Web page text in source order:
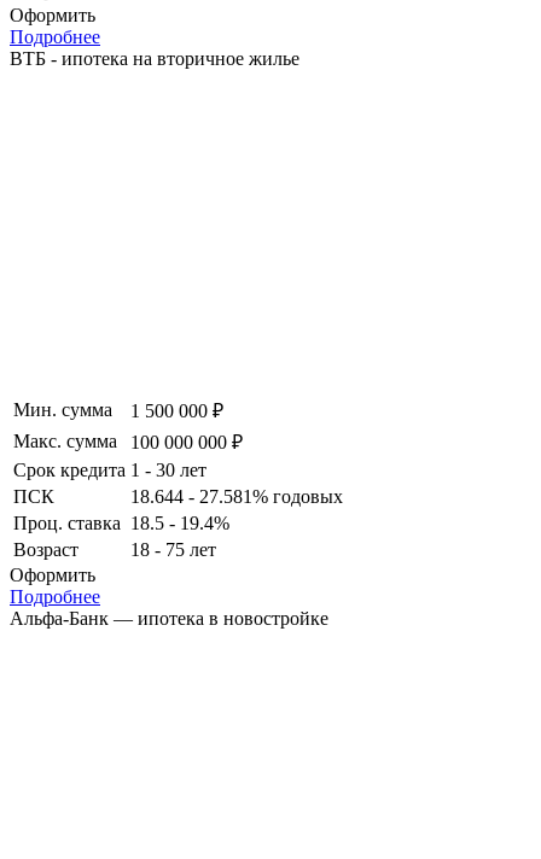
Оформить
Подробнее
ВТБ - ипотека на вторичное жилье
Мин. сумма
1 500 000 ₽
Макс. сумма
100 000 000 ₽
Срок кредита 1 - 30 лет
ПСК
18.644 - 27.581% годовых
Проц. ставка 18.5 - 19.4%
Возраст
18 - 75 лет
Оформить
Подробнее
Альфа-Банк — ипотека в новостройке